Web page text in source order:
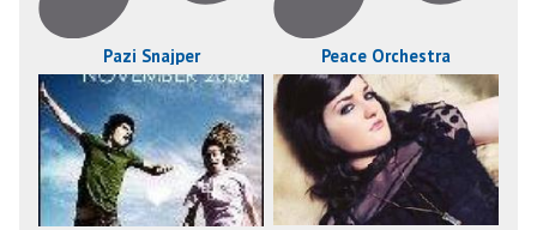
Pazi Snajper Peace Orchestra